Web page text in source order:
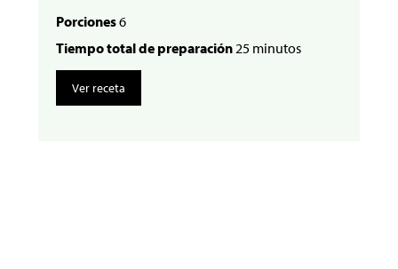
Porciones6
Tiempo total de preparación25 minutos
Ver receta